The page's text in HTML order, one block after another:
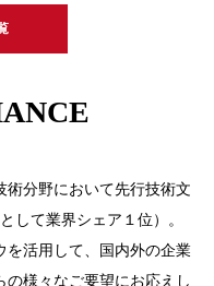
術分野において先行技術文
して業界シェア１位）。
を活用して、国内外の企業
様々なご要望にお応えし